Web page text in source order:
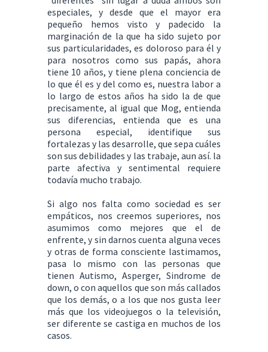
especiales, y desde que el mayor era
pequeño hemos visto y padecido la
marginación de la que ha sido sujeto por
sus particularidades, es doloroso para él y
para nosotros como sus papás, ahora
tiene 10 años, y tiene plena conciencia de
lo que él es y del como es, nuestra labor a
lo largo de estos años ha sido la de que
precisamente, al igual que Mog, entienda
sus diferencias, entienda que es una
persona especial, identifique sus
fortalezas y las desarrolle, que sepa cuáles
son sus debilidades y las trabaje, aun así. la
parte afectiva y sentimental requiere
todavía mucho trabajo.
Si algo nos falta como sociedad es ser
empáticos, nos creemos superiores, nos
asumimos como mejores que el de
enfrente, y sin darnos cuenta alguna veces
y otras de forma consciente lastimamos,
pasa lo mismo con las personas que
tienen Autismo, Asperger, Sindrome de
down, o con aquellos que son más callados
que los demás, o a los que nos gusta leer
más que los videojuegos o la televisión,
ser diferente se castiga en muchos de los
casos.